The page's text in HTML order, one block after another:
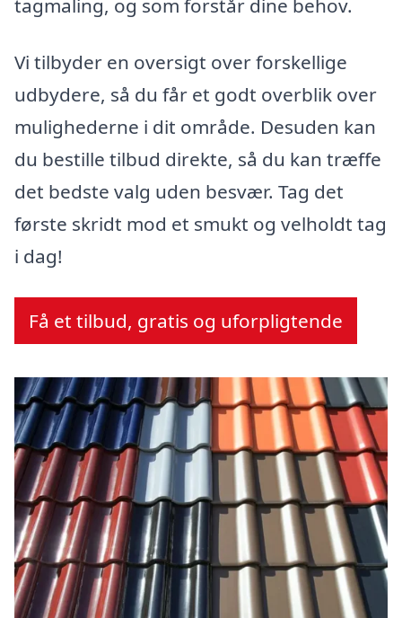
tagmaling, og som forstår dine behov.
Vi tilbyder en oversigt over forskellige
udbydere, så du får et godt overblik over
mulighederne i dit område. Desuden kan
du bestille tilbud direkte, så du kan træffe
det bedste valg uden besvær. Tag det
første skridt mod et smukt og velholdt tag
i dag!
Få et tilbud, gratis og uforpligtende